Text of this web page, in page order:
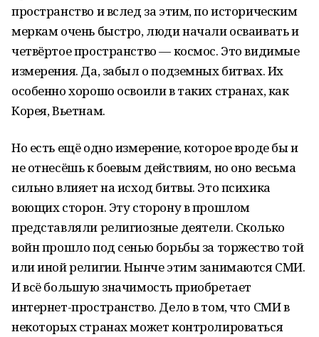
пространство и вслед за этим, по историческим
меркам очень быстро, люди начали осваивать и
четвёртое пространство — космос. Это видимые
измерения. Да, забыл о подземных битвах. Их
особенно хорошо освоили в таких странах, как
Корея, Вьетнам.
Но есть ещё одно измерение, которое вроде бы и
не отнесёшь к боевым действиям, но оно весьма
сильно влияет на исход битвы. Это психика
воющих сторон. Эту сторону в прошлом
представляли религиозные деятели. Сколько
войн прошло под сенью борьбы за торжество той
или иной религии. Нынче этим занимаются СМИ.
И всё большую значимость приобретает
интернет-пространство. Дело в том, что СМИ в
некоторых странах может контролироваться